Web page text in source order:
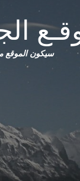
سيكون الموقع